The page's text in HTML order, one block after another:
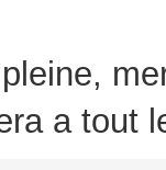
a tout